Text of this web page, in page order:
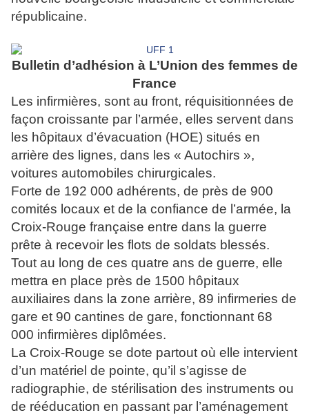
républicaine.
Bulletin d’adhésion à L’Union des femmes de
France
Les infirmières, sont au front, réquisitionnées de
façon croissante par l’armée, elles servent dans
les hôpitaux d’évacuation (HOE) situés en
arrière des lignes, dans les « Autochirs »,
voitures automobiles chirurgicales.
Forte de 192 000 adhérents, de près de 900
comités locaux et de la confiance de l’armée, la
Croix-Rouge française entre dans la guerre
prête à recevoir les flots de soldats blessés.
Tout au long de ces quatre ans de guerre, elle
mettra en place près de 1500 hôpitaux
auxiliaires dans la zone arrière, 89 infirmeries de
gare et 90 cantines de gare, fonctionnant 68
000 infirmières diplômées.
La Croix-Rouge se dote partout où elle intervient
d’un matériel de pointe, qu’il s’agisse de
radiographie, de stérilisation des instruments ou
de rééducation en passant par l’aménagement